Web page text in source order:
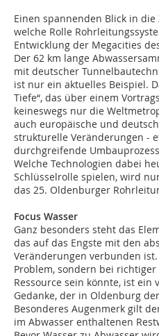
Einen spannenden Blick in
welche Rolle
Entwicklung der Megacities
Der 62 km lange
mit deutscher
ist nur ein aktuelles Beispiel.
Tiefe“, das über einem
keineswegs nur die
auch europäische und
strukturelle Veränderungen -
durchgreifende
Welche Technologien dabei
Schlüsselrolle spielen, wird
das 25. Oldenburger
Focus Wasser
Ganz besonders steht das
das auf das Engste mit den
Veränderungen verbunden
Problem, sondern bei
Ressource sein könnte, ist
Gedanke, der in Oldenburg
Besonderes Augenmerk gilt
im Abwasser enthaltenen